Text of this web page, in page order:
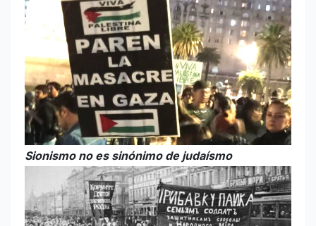
Sionismo no es sinónimo de judaísmo